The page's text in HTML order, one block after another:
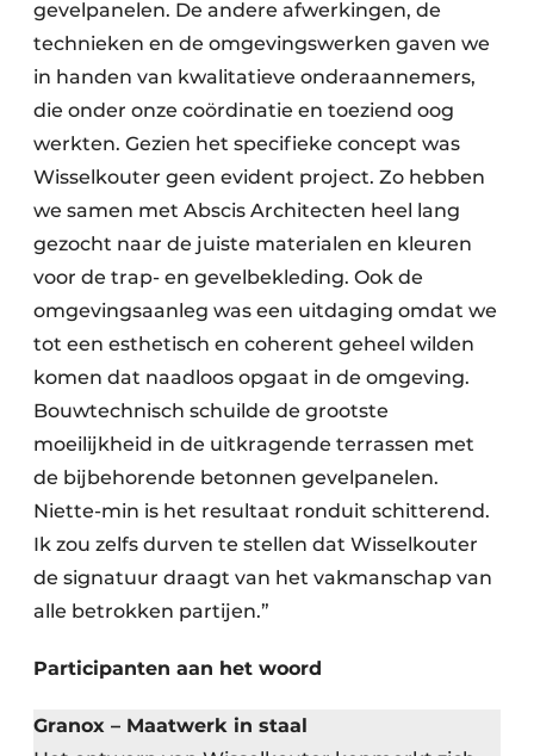
gevelpanelen. De andere afwerkingen, de
technieken en de omgevingswerken gaven we
in handen van kwalitatieve onderaannemers,
die onder onze coördinatie en toeziend oog
werkten. Gezien het specifieke concept was
Wisselkouter geen evident project. Zo hebben
we samen met Abscis Architecten heel lang
gezocht naar de juiste materialen en kleuren
voor de trap- en gevelbekleding. Ook de
omgevingsaanleg was een uitdaging omdat we
tot een esthetisch en coherent geheel wilden
komen dat naadloos opgaat in de omgeving.
Bouwtechnisch schuilde de grootste
moeilijkheid in de uitkragende terrassen met
de bijbehorende betonnen gevelpanelen.
Niette-min is het resultaat ronduit schitterend.
Ik zou zelfs durven te stellen dat Wisselkouter
de signatuur draagt van het vakmanschap van
alle betrokken partijen.”
Participanten aan het woord
Granox – Maatwerk in staal